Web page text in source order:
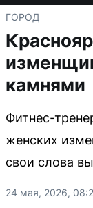
ГОРОД
камнями
Фитнес-
женских
свои слова
24 мая, 2026,